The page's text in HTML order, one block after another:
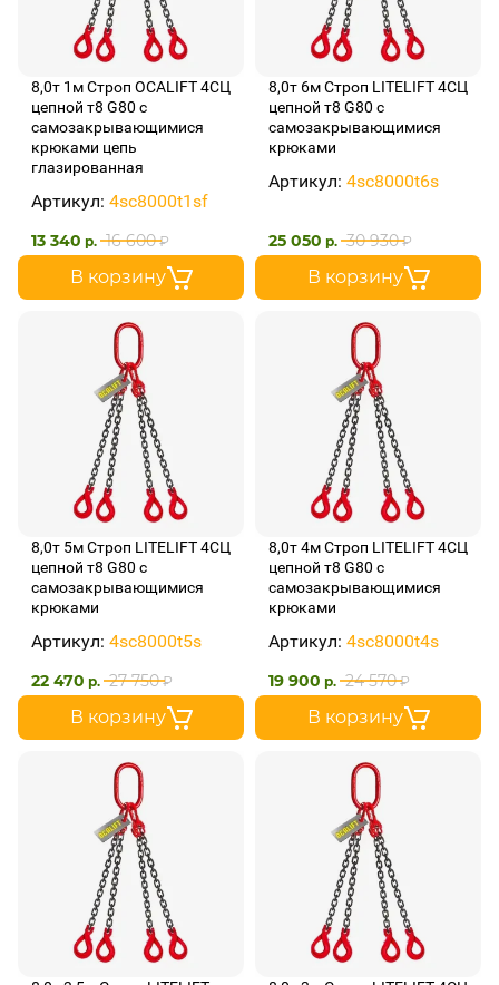
8,0т 1м Строп OCALIFT 4СЦ
цепной т8 G80 с
самозакрывающимися
крюками цепь
глазированная
Артикул: 4sc8000t1sf
16 600 ₽
13 340 р.
В корзину
8,0т 6м Строп LITELIFT 4СЦ
цепной т8 G80 с
самозакрывающимися
крюками
Артикул: 4sc8000t6s
30 930 ₽
25 050 р.
В корзину
8,0т 5м Строп LITELIFT 4СЦ
цепной т8 G80 с
самозакрывающимися
крюками
Артикул: 4sc8000t5s
27 750 ₽
22 470 р.
В корзину
8,0т 4м Строп LITELIFT 4СЦ
цепной т8 G80 с
самозакрывающимися
крюками
Артикул: 4sc8000t4s
24 570 ₽
19 900 р.
В корзину